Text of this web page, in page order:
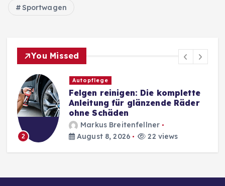
Sportwagen
You Missed
2
Autopflege
Felgen reinigen: Die komplette
Anleitung für glänzende Räder
ohne Schäden
Markus Breitenfellner
August 8, 2026
22 views